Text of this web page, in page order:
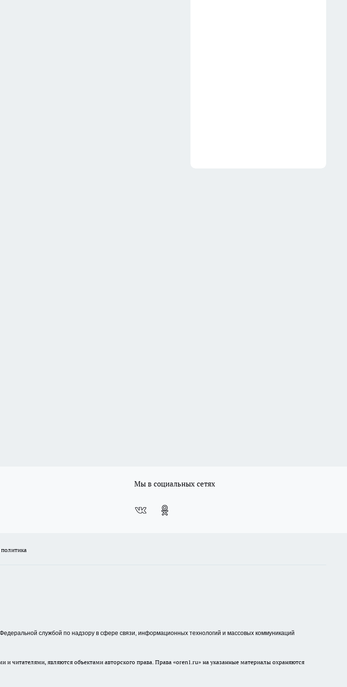
Мы в социальных сетях
службой по надзору в сфере связи, информационных технологий и массовых коммуникаций
являются объектами авторского права. Права «oren1.ru» на указанные материалы охраняются